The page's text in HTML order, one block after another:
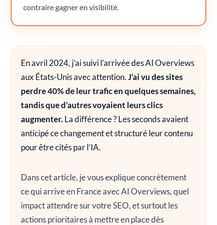
contraire gagner en visibilité.
En avril 2024, j’ai suivi l’arrivée des AI Overviews
aux États-Unis avec attention.J’ai vu des sites
perdre 40% de leur trafic en quelques semaines,
tandis que d’autres voyaient leurs clics
augmenter.La différence ? Les seconds avaient
anticipé ce changement et structuré leur contenu
pour être cités par l’IA.
Dans cet article, je vous explique concrètement
ce qui arrive en France avec AI Overviews, quel
impact attendre sur votre SEO, et surtout les
actions prioritaires à mettre en place dès